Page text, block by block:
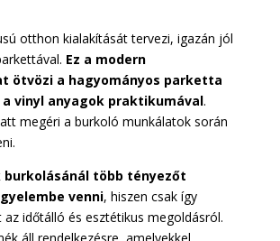
otthon kialakítását tervezi, igazán jól
Ez a modern
ötvözi a hagyományos parketta
vinyl anyagok praktikumával.
megéri a burkoló munkálatok során
burkolásánál több tényezőt
venni, hiszen csak így
időtálló és esztétikus megoldásról.